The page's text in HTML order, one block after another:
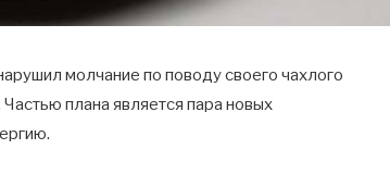
молчание по поводу своего чахлого
плана является пара новых